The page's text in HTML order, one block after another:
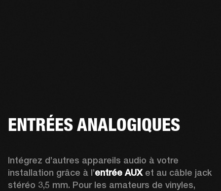
ENTRÉES ANALOGIQUES
Intégrez d’autres appareils audio à votre
installation grâce à l’entrée AUX et au câble jack